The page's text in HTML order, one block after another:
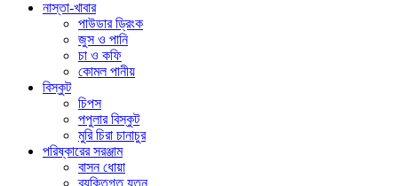
নাস্তা-খাবার
পাউডার ড্রিংক
জুস ও পানি
চা ও কফি
কোমল পানীয়
বিস্কুট
চিপস
পপুলার বিস্কুট
মুরি চিরা চানাচুর
পরিষ্কারের সরঞ্জাম
বাসন ধোয়া
ব্যক্তিগত যত্ন